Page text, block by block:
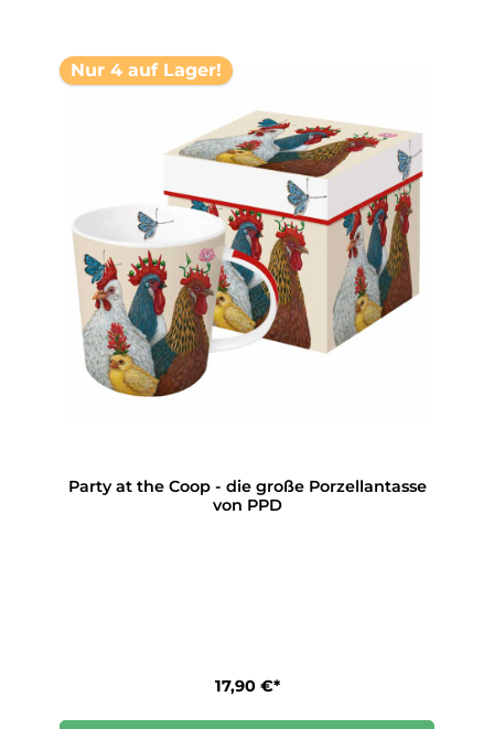
Nur 4 auf Lager!
Party at the Coop - die große Porzellantasse
von PPD
17,90 €*